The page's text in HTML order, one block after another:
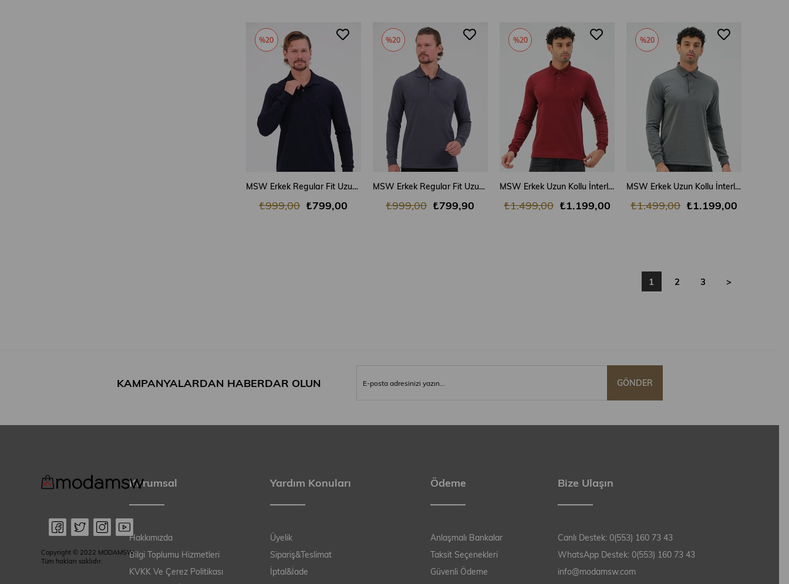
MSW Erkek Regular Fit Uzun Kollu Lacivert Polo
₺799,00
₺999,00
%20
MSW Erkek Regular Fit Uzun Kollu Füme Polo
₺799,90
₺999,00
%20
MSW Erkek Uzun Kollu İnterlok Regular Fit Bordo Polo
₺1.199,00
₺1.499,00
%20
MSW Erkek Uzun Kollu İnterlok Regular Fit Gri Polo
₺1.199,00
₺1.499,00
%20
1 2 3 >
KAMPANYALARDAN HABERDAR OLUN GÖNDER
Kurumsal
Hakkımızda
Bilgi Toplumu Hizmetleri
KVKK Ve Çerez Politikası
Yardım Konuları
Üyelik
Sipariş&Teslimat
İptal&İade
Ödeme
Anlaşmalı Bankalar
Taksit Seçenekleri
Güvenli Ödeme
Bize Ulaşın
Canlı Destek: 0(553) 160 73 43
WhatsApp Destek: 0(553) 160 73 43
info@modamsw.com
Copyright © 2022 MODAMSW.
Tüm hakları saklıdır.